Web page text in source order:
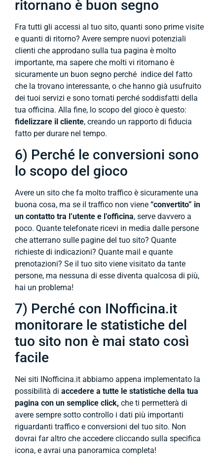
ritornano è buon segno
Fra tutti gli accessi al tuo sito, quanti sono prime visite
e quanti di ritorno? Avere sempre nuovi potenziali
clienti che approdano sulla tua pagina è molto
importante, ma sapere che molti vi ritornano è
sicuramente un buon segno perché indice del fatto
che la trovano interessante, o che hanno già usufruito
dei tuoi servizi e sono tornati perché soddisfatti della
tua officina. Alla fine, lo scopo del gioco è questo:
fidelizzare il cliente, creando un rapporto di fiducia
fatto per durare nel tempo.
6) Perché le conversioni sono
lo scopo del gioco
Avere un sito che fa molto traffico è sicuramente una
buona cosa, ma se il traffico non viene “convertito” in
un contatto tra l’utente e l’officina, serve davvero a
poco. Quante telefonate ricevi in media dalle persone
che atterrano sulle pagine del tuo sito? Quante
richieste di indicazioni? Quante mail e quante
prenotazioni? Se il tuo sito viene visitato da tante
persone, ma nessuna di esse diventa qualcosa di più,
hai un problema!
7) Perché con INofficina.it
monitorare le statistiche del
tuo sito non è mai stato così
facile
Nei siti INofficina.it abbiamo appena implementato la
possibilità di accedere a tutte le statistiche della tua
pagina con un semplice click, che ti permetterà di
avere sempre sotto controllo i dati più importanti
riguardanti traffico e conversioni del tuo sito. Non
dovrai far altro che accedere cliccando sulla specifica
icona, e avrai una panoramica completa!